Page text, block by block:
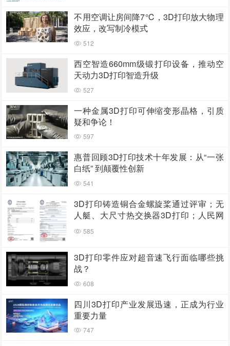
不用空调让房间降7℃，3D打印放大物理
效应，改写制冷模式
512
西空智造660mm级锻打印设备，推动空
天动力3D打印智造升级
527
一种金属3D打印可伸缩变形晶格，引质
疑和争论！
597
惠普回顾3D打印技术十年发展：从“一张
白纸” 到颠覆性创新
541
3D打印铸造铜合金螺旋桨通过评审；无
人艇、大尺寸热交换器3D打印；人民网
报道两家3D打印企业
585
3D打印零件应对超音速飞行面临哪些挑
战？
608
四川3D打印产业发展迅速，正成为行业
重要力量
747